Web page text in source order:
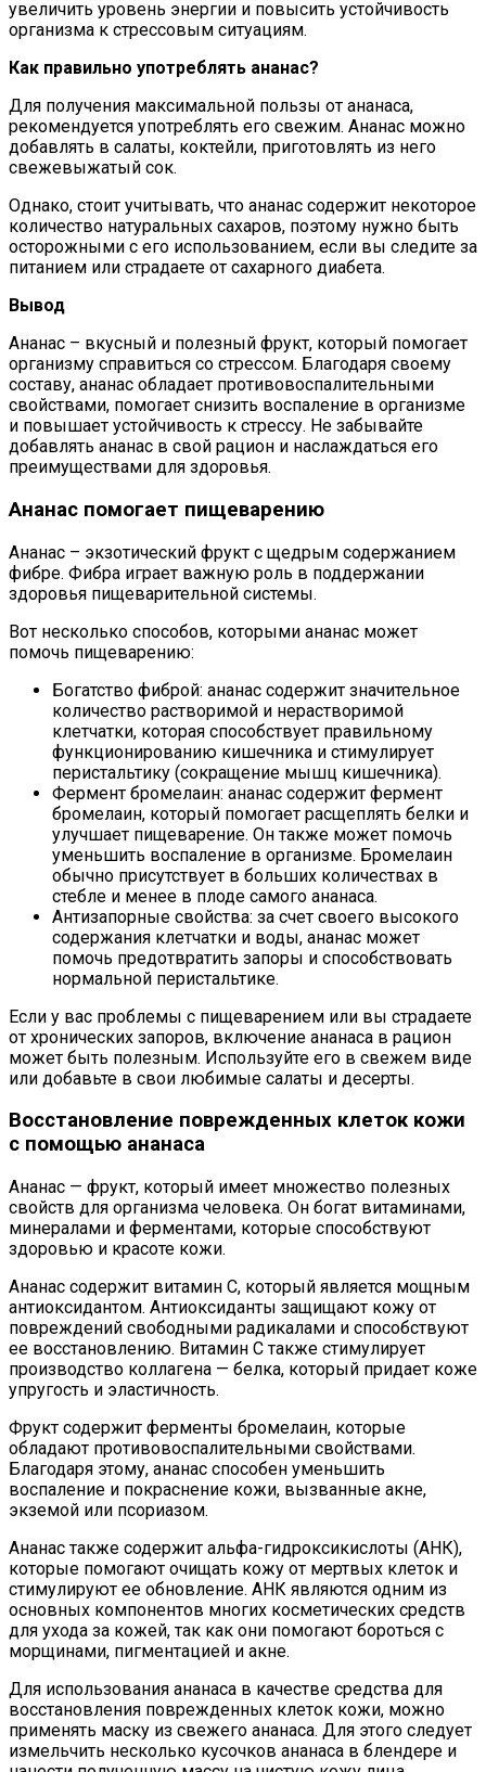
увеличить уровень энергии и повысить устойчивость
организма к стрессовым ситуациям.
Как правильно употреблять ананас?
Для получения максимальной пользы от ананаса,
рекомендуется употреблять его свежим. Ананас можно
добавлять в салаты, коктейли, приготовлять из него
свежевыжатый сок.
Однако, стоит учитывать, что ананас содержит некоторое
количество натуральных сахаров, поэтому нужно быть
осторожными с его использованием, если вы следите за
питанием или страдаете от сахарного диабета.
Вывод
Ананас – вкусный и полезный фрукт, который помогает
организму справиться со стрессом. Благодаря своему
составу, ананас обладает противовоспалительными
свойствами, помогает снизить воспаление в организме
и повышает устойчивость к стрессу. Не забывайте
добавлять ананас в свой рацион и наслаждаться его
преимуществами для здоровья.
Ананас помогает пищеварению
Ананас – экзотический фрукт с щедрым содержанием
фибре. Фибра играет важную роль в поддержании
здоровья пищеварительной системы.
Вот несколько способов, которыми ананас может
помочь пищеварению:
Богатство фиброй: ананас содержит значительное
количество растворимой и нерастворимой
клетчатки, которая способствует правильному
функционированию кишечника и стимулирует
перистальтику (сокращение мышц кишечника).
Фермент бромелаин: ананас содержит фермент
бромелаин, который помогает расщеплять белки и
улучшает пищеварение. Он также может помочь
уменьшить воспаление в организме. Бромелаин
обычно присутствует в больших количествах в
стебле и менее в плоде самого ананаса.
Антизапорные свойства: за счет своего высокого
содержания клетчатки и воды, ананас может
помочь предотвратить запоры и способствовать
нормальной перистальтике.
Если у вас проблемы с пищеварением или вы страдаете
от хронических запоров, включение ананаса в рацион
может быть полезным. Используйте его в свежем виде
или добавьте в свои любимые салаты и десерты.
Восстановление поврежденных клеток кожи
с помощью ананаса
Ананас — фрукт, который имеет множество полезных
свойств для организма человека. Он богат витаминами,
минералами и ферментами, которые способствуют
здоровью и красоте кожи.
Ананас содержит витамин С, который является мощным
антиоксидантом. Антиоксиданты защищают кожу от
повреждений свободными радикалами и способствуют
ее восстановлению. Витамин С также стимулирует
производство коллагена — белка, который придает коже
упругость и эластичность.
Фрукт содержит ферменты бромелаин, которые
обладают противовоспалительными свойствами.
Благодаря этому, ананас способен уменьшить
воспаление и покраснение кожи, вызванные акне,
экземой или псориазом.
Ананас также содержит альфа-гидроксикислоты (АНК),
которые помогают очищать кожу от мертвых клеток и
стимулируют ее обновление. АНК являются одним из
основных компонентов многих косметических средств
для ухода за кожей, так как они помогают бороться с
морщинами, пигментацией и акне.
Для использования ананаса в качестве средства для
восстановления поврежденных клеток кожи, можно
применять маску из свежего ананаса. Для этого следует
измельчить несколько кусочков ананаса в блендере и